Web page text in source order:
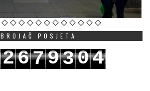
BROJAČ POSJETA
2679304